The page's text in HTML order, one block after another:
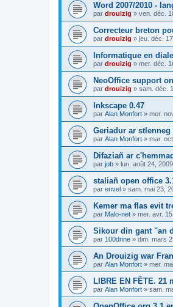
Word 2007/2010 -
par drouizig » ven. déc.
Correcteur breton
par drouizig » jeu. déc.
Informatique en
par drouizig » mer. déc.
NeoOffice support
par drouizig » sam. déc.
Inkscape 0.47
par Alan Monfort » mer.
Geriadur ar
par Alan Monfort » mar.
Difaziañ ar
par job » lun. août 24,
staliañ open office
par envel » sam. mai 23,
Kemer ma flas evit
par Malo-net » mer. avr.
Sikour din gant "an
par 100drine » dim. mars
An Drouizig war
par Alan Monfort » mer.
LIBRE EN FÊTE. 21
par Alan Monfort » sam.